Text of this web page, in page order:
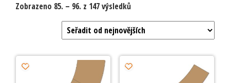
Zobrazeno 85. – 96. z 147 výsledků